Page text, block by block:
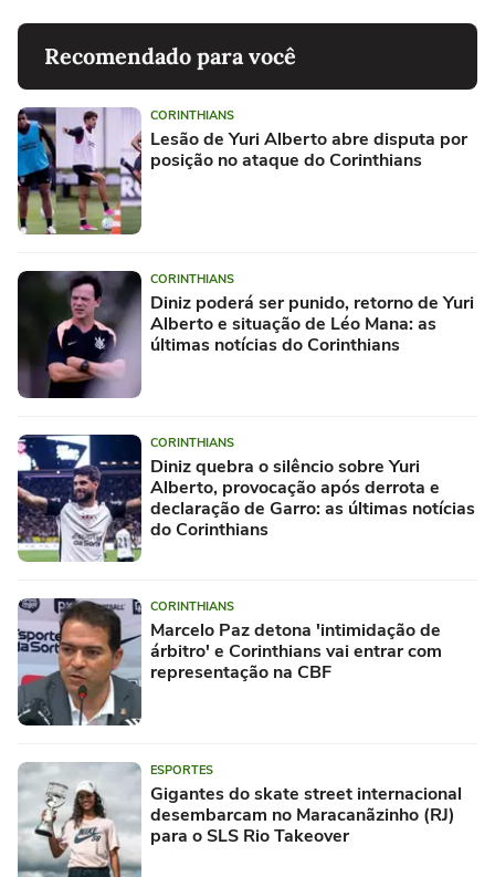
Recomendado para você
CORINTHIANS
Lesão de Yuri Alberto abre disputa por
posição no ataque do Corinthians
CORINTHIANS
Diniz poderá ser punido, retorno de Yuri
Alberto e situação de Léo Mana: as
últimas notícias do Corinthians
CORINTHIANS
Diniz quebra o silêncio sobre Yuri
Alberto, provocação após derrota e
declaração de Garro: as últimas notícias
do Corinthians
CORINTHIANS
Marcelo Paz detona 'intimidação de
árbitro' e Corinthians vai entrar com
representação na CBF
ESPORTES
Gigantes do skate street internacional
desembarcam no Maracanãzinho (RJ)
para o SLS Rio Takeover